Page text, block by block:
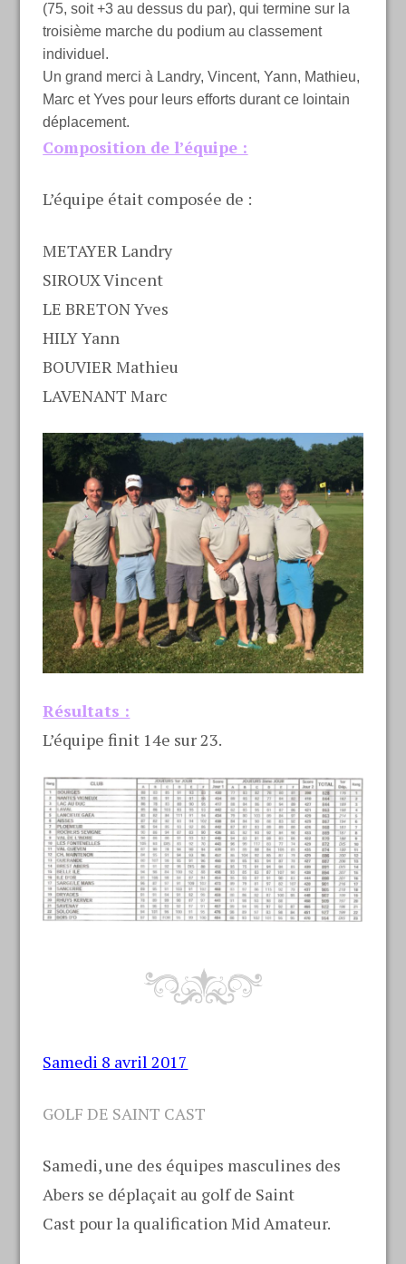
(75, soit +3 au dessus du par), qui termine sur la
troisième marche du podium au classement
individuel.
Un grand merci à Landry, Vincent, Yann, Mathieu,
Marc et Yves pour leurs efforts durant ce lointain
déplacement.
Composition de l’équipe :
L’équipe était composée de :
METAYER Landry
SIROUX Vincent
LE BRETON Yves
HILY Yann
BOUVIER Mathieu
LAVENANT Marc
Résultats :
L’équipe finit 14e sur 23.
Samedi 8 avril 2017
GOLF DE SAINT CAST
Samedi, une des équipes masculines des
Abers se déplaçait au golf de Saint
Cast pour la qualification Mid Amateur.